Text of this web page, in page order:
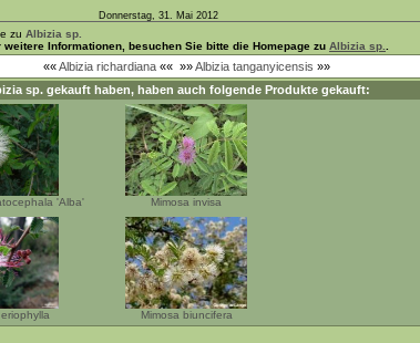
Donnerstag, 31. Mai 2012
zu Albizia sp.
weitere Informationen, besuchen Sie bitte die Homepage zu Albizia sp.
««Albizia richardiana«« »»Albizia tanganyicensis »»
sp. gekauft haben, haben auch folgende Produkte gekauft:
'Alba' Mimosa invisa
Mimosa biuncifera